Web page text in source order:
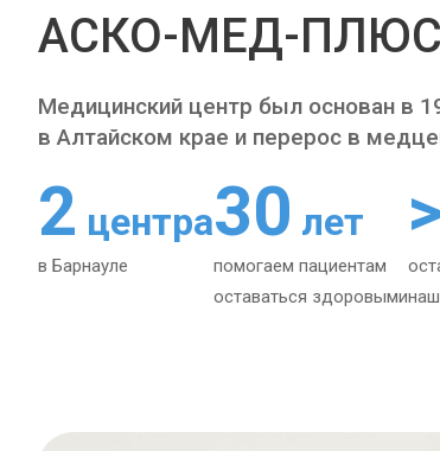
АСКО-МЕД-ПЛЮС
Медицинский центр был основан в
в Алтайском крае и перерос в
2 центра
в Барнауле
30 лет
помогаем пациентам
оставаться здоровыми